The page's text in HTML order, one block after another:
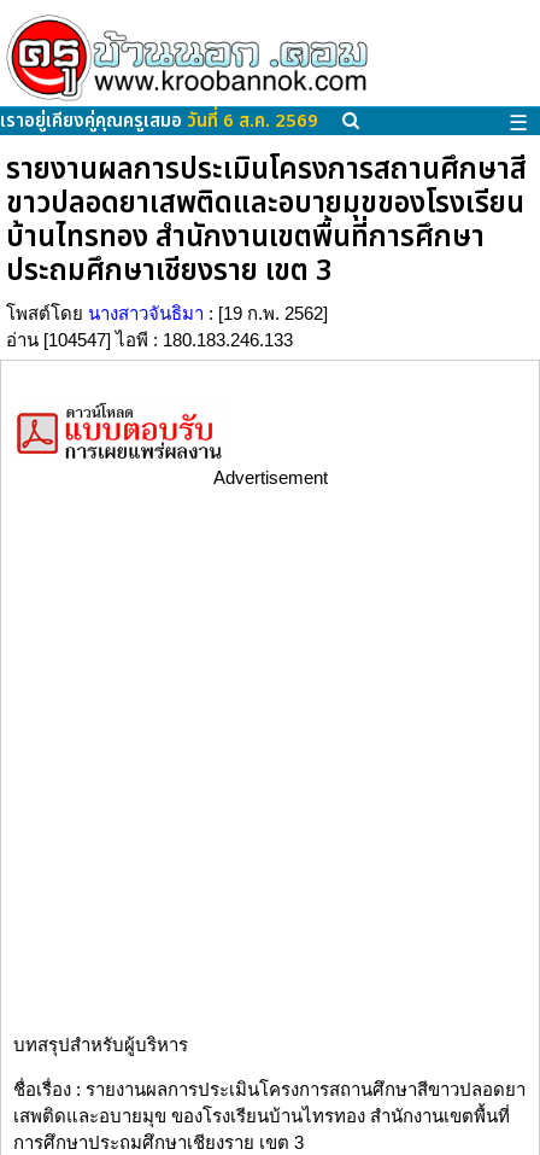
เราอยู่เคียงคู่คุณครูเสมอ วันที่ 6 ส.ค. 2569 ☰
รายงานผลการประเมินโครงการสถานศึกษาสี
ขาวปลอดยาเสพติดและอบายมุขของโรงเรียน
บ้านไทรทอง สำนักงานเขตพื้นที่การศึกษา
ประถมศึกษาเชียงราย เขต 3
โพสต์โดย นางสาวจันธิมา : [19 ก.พ. 2562]
อ่าน [104547] ไอพี : 180.183.246.133
Advertisement
บทสรุปสำหรับผู้บริหาร
ชื่อเรื่อง : รายงานผลการประเมินโครงการสถานศึกษาสีขาวปลอดยา
เสพติดและอบายมุข ของโรงเรียนบ้านไทรทอง สำนักงานเขตพื้นที่
การศึกษาประถมศึกษาเชียงราย เขต 3